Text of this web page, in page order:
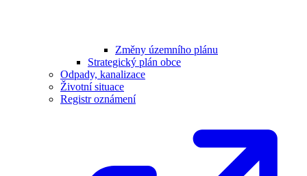
Změny územního plánu
Strategický plán obce
Odpady, kanalizace
Životní situace
Registr oznámení